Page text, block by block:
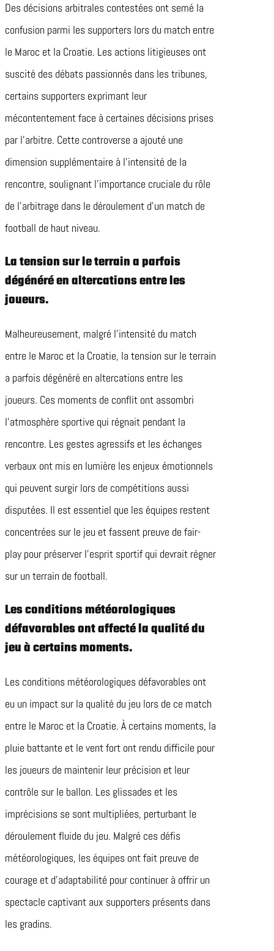
Des décisions arbitrales contestées ont semé la
confusion parmi les supporters lors du match entre
le Maroc et la Croatie. Les actions litigieuses ont
suscité des débats passionnés dans les tribunes,
certains supporters exprimant leur
mécontentement face à certaines décisions prises
par l’arbitre. Cette controverse a ajouté une
dimension supplémentaire à l’intensité de la
rencontre, soulignant l’importance cruciale du rôle
de l’arbitrage dans le déroulement d’un match de
football de haut niveau.
La tension sur le terrain a parfois
dégénéré en altercations entre les
joueurs.
Malheureusement, malgré l’intensité du match
entre le Maroc et la Croatie, la tension sur le terrain
a parfois dégénéré en altercations entre les
joueurs. Ces moments de conflit ont assombri
l’atmosphère sportive qui régnait pendant la
rencontre. Les gestes agressifs et les échanges
verbaux ont mis en lumière les enjeux émotionnels
qui peuvent surgir lors de compétitions aussi
disputées. Il est essentiel que les équipes restent
concentrées sur le jeu et fassent preuve de fair-
play pour préserver l’esprit sportif qui devrait régner
sur un terrain de football.
Les conditions météorologiques
défavorables ont affecté la qualité du
jeu à certains moments.
Les conditions météorologiques défavorables ont
eu un impact sur la qualité du jeu lors de ce match
entre le Maroc et la Croatie. À certains moments, la
pluie battante et le vent fort ont rendu difficile pour
les joueurs de maintenir leur précision et leur
contrôle sur le ballon. Les glissades et les
imprécisions se sont multipliées, perturbant le
déroulement fluide du jeu. Malgré ces défis
météorologiques, les équipes ont fait preuve de
courage et d’adaptabilité pour continuer à offrir un
spectacle captivant aux supporters présents dans
les gradins.